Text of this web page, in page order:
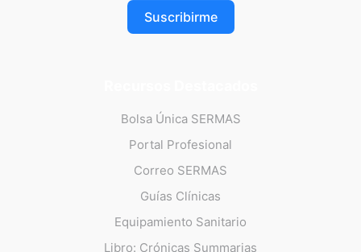
Suscribirme
Bolsa Única SERMAS
Portal Profesional
Correo SERMAS
Guías Clínicas
Equipamiento Sanitario
Libro: Crónicas Summarias